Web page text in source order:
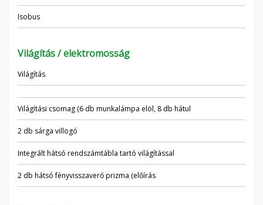
Isobus
Világítás / elektromosság
Világítás
Világítási csomag (6 db munkalámpa elöl, 8 db hátul
2 db sárga villogó
Integrált hátsó rendszámtábla tartó világítással
2 db hátsó fényvisszaverő prizma (előírás